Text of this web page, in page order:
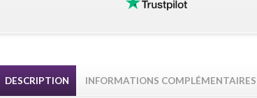
DESCRIPTION INFORMATIONS COMPLÉMENTAIRES